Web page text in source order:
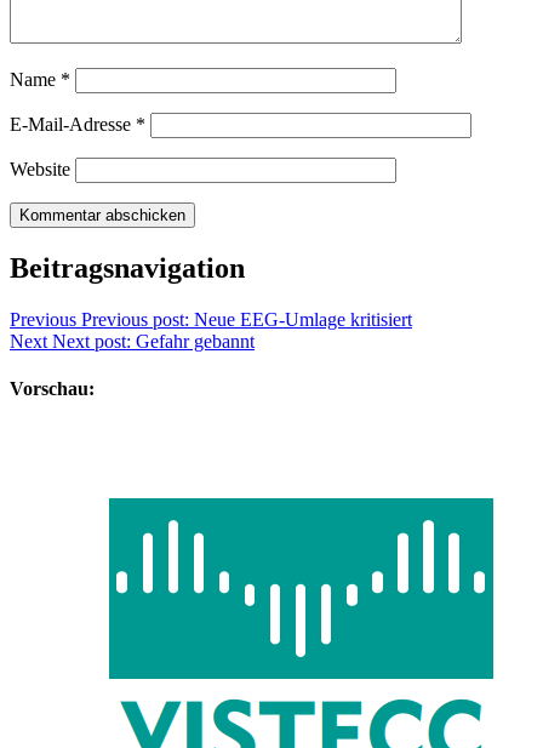
Name *
E-Mail-Adresse *
Website
Beitragsnavigation
Previous Previous post: Neue EEG-Umlage kritisiert
Next Next post: Gefahr gebannt
Vorschau: